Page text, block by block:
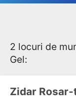
2 locuri de
Gel:
Zidar